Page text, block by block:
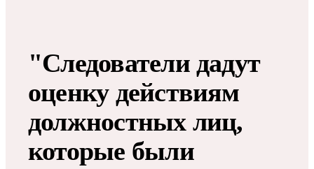
"Следователи дадут
оценку действиям
должностных лиц,
которые были